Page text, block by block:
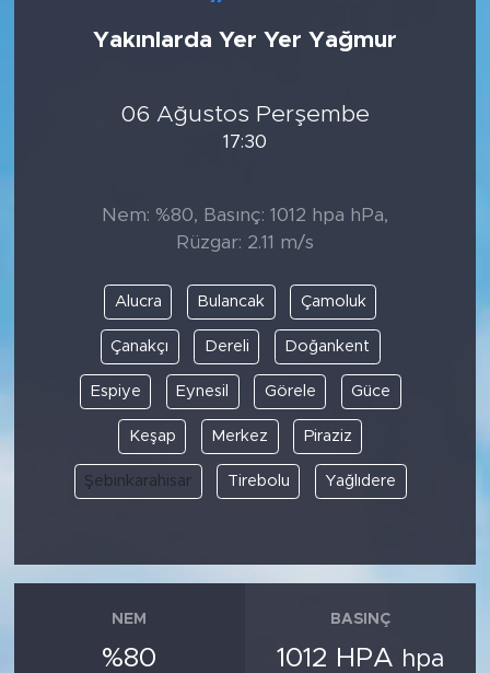
Yakınlarda Yer Yer Yağmur
06 Ağustos Perşembe
17:30
Nem: %80, Basınç: 1012 hpa hPa,
Rüzgar: 2.11 m/s
Alucra Bulancak Çamoluk
Çanakçı Dereli Doğankent
Espiye Eynesil Görele Güce
Keşap Merkez Piraziz
Şebinkarahisar Tirebolu Yağlıdere
NEM
%80
BASINÇ
1012 HPA hpa